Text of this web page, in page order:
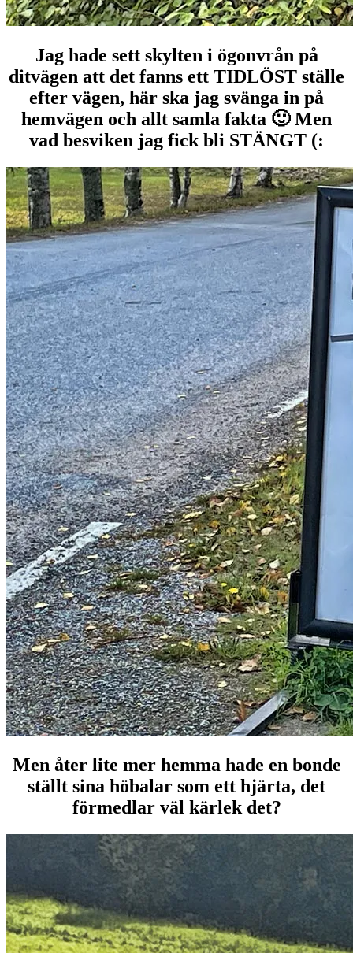
Jag hade sett skylten i ögonvrån på
ditvägen att det fanns ett TIDLÖST ställe
efter vägen, här ska jag svänga in på
hemvägen och allt samla fakta 🙂 Men
vad besviken jag fick bli STÄNGT (:
Men åter lite mer hemma hade en bonde
ställt sina höbalar som ett hjärta, det
förmedlar väl kärlek det?